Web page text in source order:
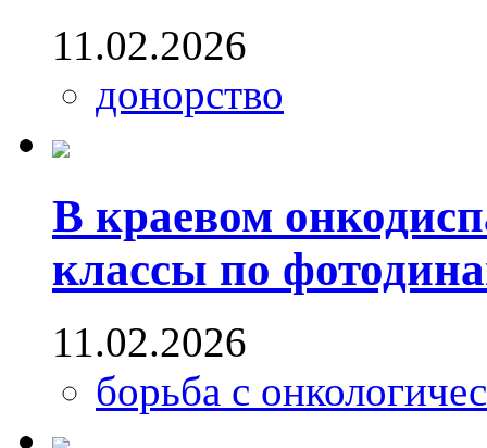
11.02.2026
донорство
В краевом
классы по
11.02.2026
борьба с